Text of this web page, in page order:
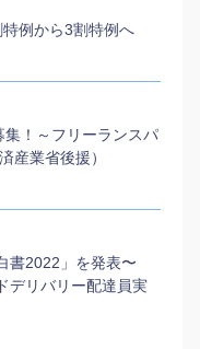
例から3割特例へ
集！～フリーランスパ
産業省後援）
書2022」を発表〜
デリバリー配達員実